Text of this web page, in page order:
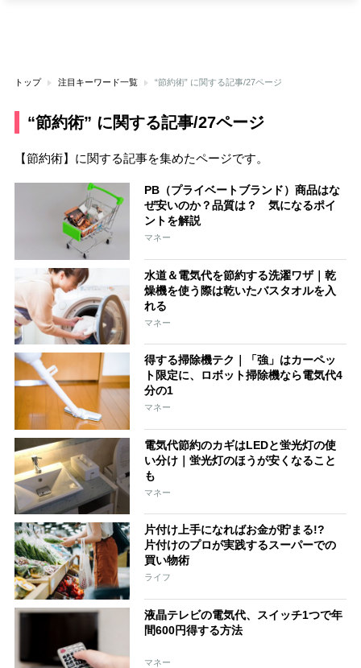
トップ 注目キーワード一覧 “節約術” に関する記事/27ページ
“節約術” に関する記事/27ページ
【節約術】に関する記事を集めたページです。
PB（プライベートブランド）商品はな
ぜ安いのか？品質は？ 気になるポイ
ントを解説
マネー
水道＆電気代を節約する洗濯ワザ｜乾
燥機を使う際は乾いたバスタオルを入
れる
マネー
得する掃除機テク｜「強」はカーペッ
ト限定に、ロボット掃除機なら電気代4
分の1
マネー
電気代節約のカギはLEDと蛍光灯の使
い分け｜蛍光灯のほうが安くなること
も
マネー
片付け上手になればお金が貯まる!?
片付けのプロが実践するスーパーでの
買い物術
ライフ
液晶テレビの電気代、スイッチ1つで年
間600円得する方法
マネー